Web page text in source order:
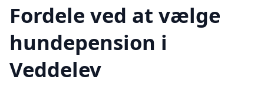
Fordele ved at vælge
hundepension i
Veddelev